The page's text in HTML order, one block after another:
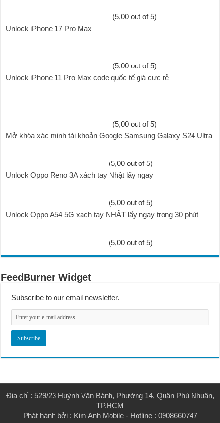
(5,00 out of 5)
Unlock iPhone 17 Pro Max
(5,00 out of 5)
Unlock iPhone 11 Pro Max code quốc tế giá cực rẻ
(5,00 out of 5)
Mở khóa xác minh tài khoản Google Samsung Galaxy S24 Ultra
(5,00 out of 5)
Unlock Oppo Reno 3A xách tay Nhật lấy ngay
(5,00 out of 5)
Unlock Oppo A54 5G xách tay NHẬT lấy ngay trong 30 phút
(5,00 out of 5)
FeedBurner Widget
Subscribe to our email newsletter.
Địa chỉ : 529/23 Huỳnh Văn Bánh, Phường 14, Quận Phú Nhuận,
TP.HCM
Phát hành bởi : Kim Anh Mobile- Hotline : 0908660747